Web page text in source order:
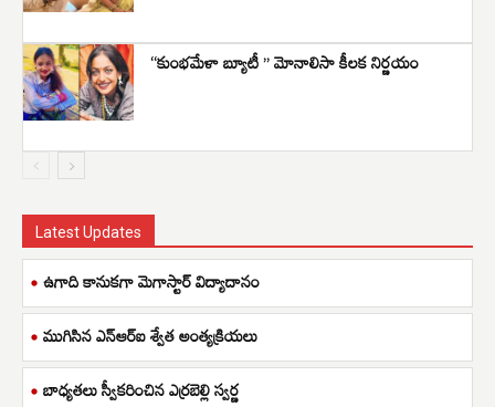
“కుంభమేళా బ్యూటీ ” మోనాలిసా కీలక నిర్ణయం
Latest Updates
ఉగాది కానుకగా మెగాస్టార్ విద్యాదానం
ముగిసిన ఎన్ఆర్ఐ శ్వేత అంత్యక్రియలు
బాధ్యతలు స్వీకరించిన ఎర్రబెల్లి స్వర్ణ